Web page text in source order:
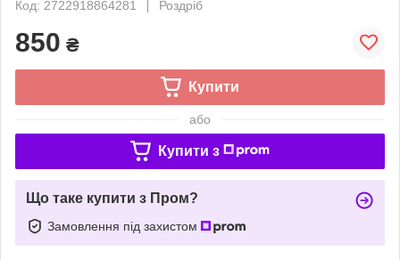
Код: 2722918864281
Роздріб
850 ₴
Купити
або
Купити з
Що таке купити з Пром?
Замовлення під захистом